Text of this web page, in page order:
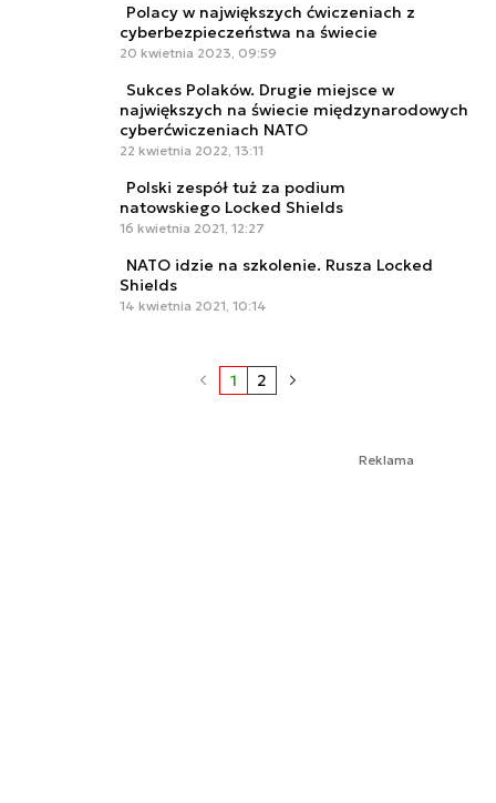
Polacy w największych ćwiczeniach z
cyberbezpieczeństwa na świecie
20 kwietnia 2023, 09:59
Sukces Polaków. Drugie miejsce w
największych na świecie międzynarodowych
cyberćwiczeniach NATO
22 kwietnia 2022, 13:11
Polski zespół tuż za podium
natowskiego Locked Shields
16 kwietnia 2021, 12:27
NATO idzie na szkolenie. Rusza Locked
Shields
14 kwietnia 2021, 10:14
1 2
Reklama